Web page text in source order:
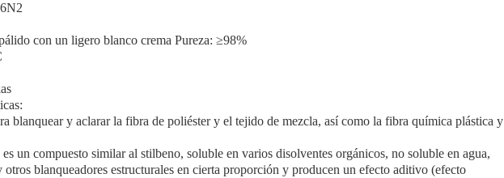
con un ligero blanco crema Pureza: ≥98%
blanquear y aclarar la fibra de poliéster y el tejido de mezcla, así como la fibra química plástica y
un compuesto similar al stilbeno, soluble en varios disolventes orgánicos, no soluble en agua,
blanqueadores estructurales en cierta proporción y producen un efecto aditivo (efecto